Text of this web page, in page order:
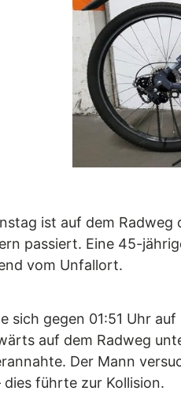
ist auf dem
passiert. Eine 45-
vom Unfallort.
sich gegen 01:51 Uhr
auf dem Radweg
Der Mann
führte zur Kollision.